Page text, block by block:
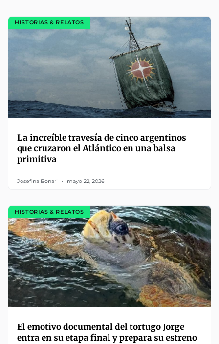
HISTORIAS & RELATOS
La increíble travesía de cinco argentinos
que cruzaron el Atlántico en una balsa
primitiva
Josefina Bonari mayo 22, 2026
HISTORIAS & RELATOS
El emotivo documental del tortugo Jorge
entra en su etapa final y prepara su estreno